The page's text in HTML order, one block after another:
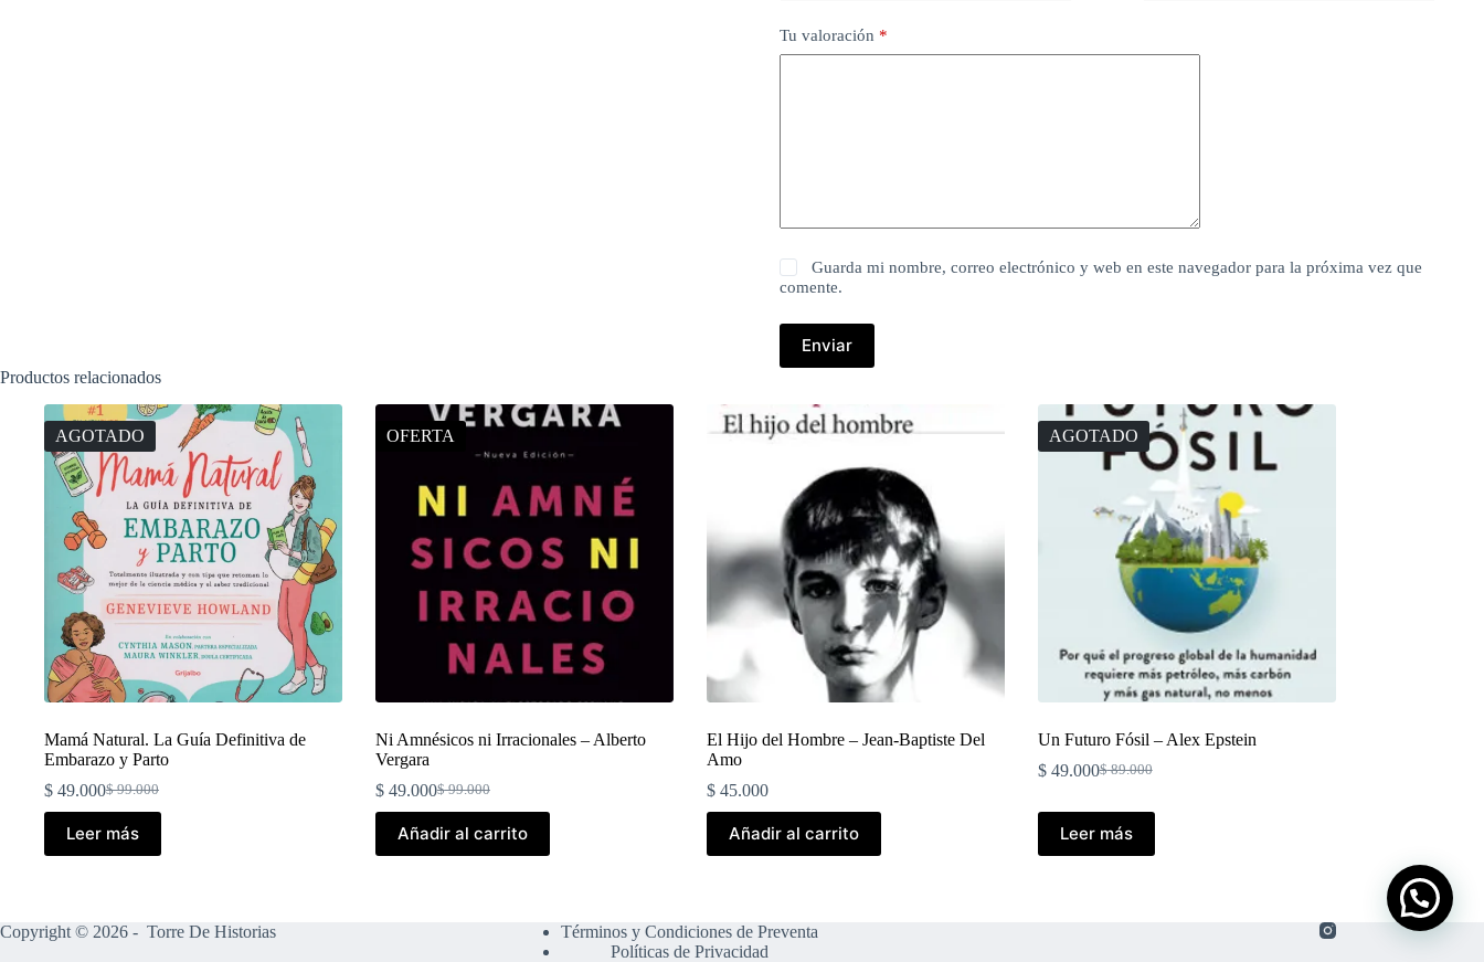
Tu valoración *
Guarda mi nombre, correo electrónico y web en este navegador para la próxima vez que
comente.
Enviar
Productos relacionados
AGOTADO
Mamá Natural. La Guía Definitiva de
Embarazo y Parto
$99.000
El
precio
original
era:
$ 49.000El
precio
actual
es:
Leer más
OFERTA
Ni Amnésicos ni Irracionales – Alberto
Vergara
$99.000
El
precio
original
era:
$49.000El
precio
actual
es:
Añadir al carrito
El Hijo del Hombre – Jean-Baptiste Del
Amo
$45.000
Añadir al carrito
AGOTADO
Un Futuro Fósil – Alex Epstein
$89.000
El
original
era:
$ 89.000.
$49.000El
actual
es:
$ 49.000.
Leer más
Copyright © 2026 - Torre De Historias
Términos y Condiciones de Preventa
Políticas de Privacidad